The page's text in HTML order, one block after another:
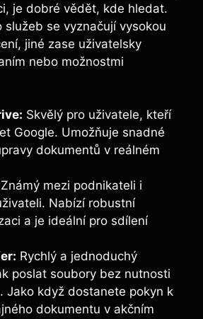
je⁣ dobré vědět, kde hledat.
služeb se vyznačují vysokou
jiné⁣ zase uživatelsky
nebo možnostmi
Skvělý pro uživatele, kteří
Google. Umožňuje snadné
dokumentů v⁤ reálném
Známý mezi podnikateli ‍i
Nabízí robustní
a je ideální pro sdílení
Rychlý a jednoduchý⁢
poslat soubory bez nutnosti
Jako když dostanete pokyn ‍k
dokumentu v akčním